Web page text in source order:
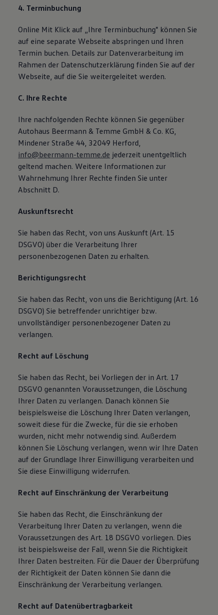
4. Terminbuchung
Online Mit Klick auf „Ihre Terminbuchung" können Sie
auf eine separate Webseite abspringen und Ihren
Termin buchen. Details zur Datenverarbeitung im
Rahmen der Datenschutzerklärung finden Sie auf der
Webseite, auf die Sie weitergeleitet werden.
C. Ihre Rechte
Ihre nachfolgenden Rechte können Sie gegenüber
Autohaus Beermann & Temme GmbH & Co. KG,
Mindener Straße 44, 32049 Herford,
info@beermann-temme.de jederzeit unentgeltlich
geltend machen. Weitere Informationen zur
Wahrnehmung Ihrer Rechte finden Sie unter
Abschnitt D.
Auskunftsrecht
Sie haben das Recht, von uns Auskunft (Art. 15
DSGVO) über die Verarbeitung Ihrer
personenbezogenen Daten zu erhalten.
Berichtigungsrecht
Sie haben das Recht, von uns die Berichtigung (Art. 16
DSGVO) Sie betreffender unrichtiger bzw.
unvollständiger personenbezogener Daten zu
verlangen.
Recht auf Löschung
Sie haben das Recht, bei Vorliegen der in Art. 17
DSGVO genannten Voraussetzungen, die Löschung
Ihrer Daten zu verlangen. Danach können Sie
beispielsweise die Löschung Ihrer Daten verlangen,
soweit diese für die Zwecke, für die sie erhoben
wurden, nicht mehr notwendig sind. Außerdem
können Sie Löschung verlangen, wenn wir Ihre Daten
auf der Grundlage Ihrer Einwilligung verarbeiten und
Sie diese Einwilligung widerrufen.
Recht auf Einschränkung der Verarbeitung
Sie haben das Recht, die Einschränkung der
Verarbeitung Ihrer Daten zu verlangen, wenn die
Voraussetzungen des Art. 18 DSGVO vorliegen. Dies
ist beispielsweise der Fall, wenn Sie die Richtigkeit
Ihrer Daten bestreiten. Für die Dauer der Überprüfung
der Richtigkeit der Daten können Sie dann die
Einschränkung der Verarbeitung verlangen.
Recht auf Datenübertragbarkeit